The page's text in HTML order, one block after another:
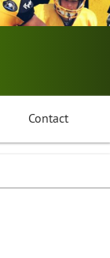
Contact